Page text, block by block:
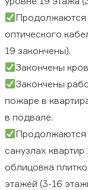
Продолжаются
оптического
19 закончены).
Закончены
Закончены
пожаре в
в подвале.
Продолжаются
санузлах
облицовка
этажей (3-16